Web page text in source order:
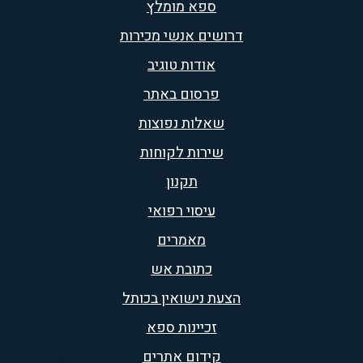
ספא מומלץ
דרושים אנשי מכירות
אודות טוגיב
פרסום באתר
שאלות נפוצות
שירות לקוחות
תקנון
עיסוי רפואי
מאמרים
כתובת אש
הצעת נישואין בכותל
זכיינות ספא
קידום אתרים